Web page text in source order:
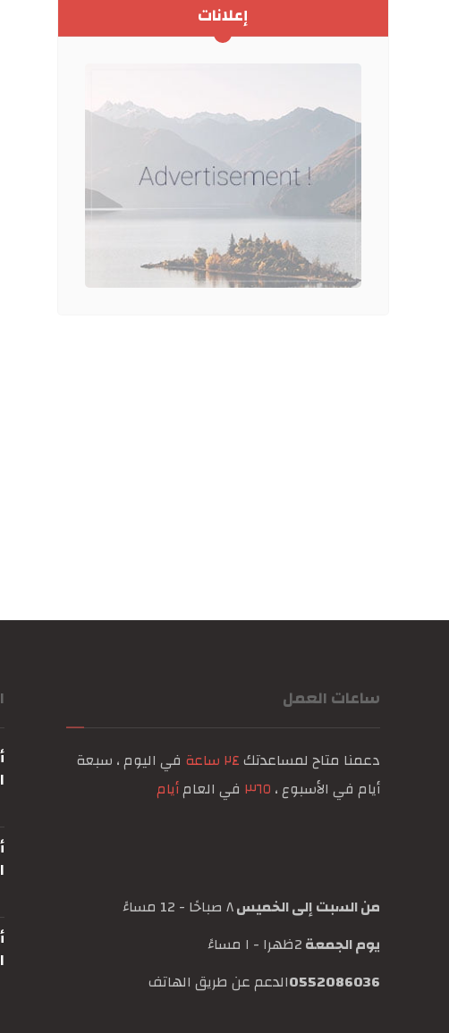
إعلانات
ساعات العمل
دعمنا متاح لمساعدتك٢٤ ساعة
في اليوم ، سبعة
أيام في الأسبوع ، ٣٦٥ في العامأيام
من السبت إلى الخميس٨ صباحًا - 12 مساءً
يوم الجمعة2ظهرا - ١ مساءً
0552086036الدعم عن طريق الهاتف